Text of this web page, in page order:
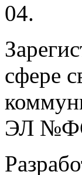
04.
сфере
ЭЛ №ФС